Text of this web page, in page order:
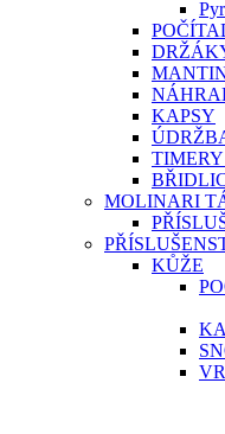
KAPSY
TIMERY
MOLINARI
KŮŽE